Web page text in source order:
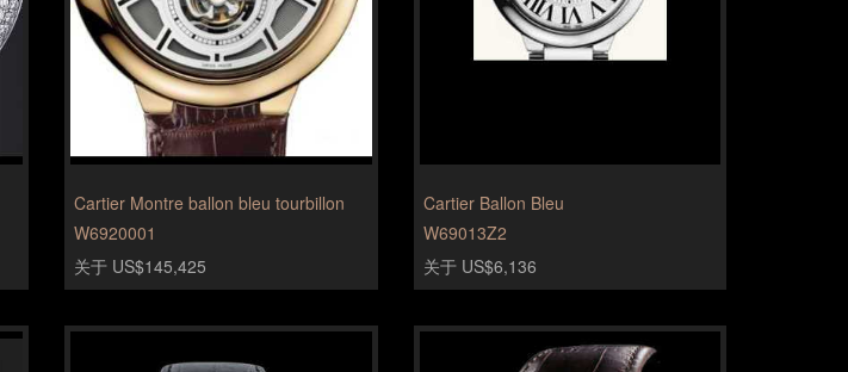
Cartier Montre ballon bleu tourbillon
W6920001
关于 US$145,425
Cartier Ballon Bleu
W69013Z2
关于 US$6,136